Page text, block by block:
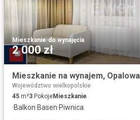
Mieszkanie·do wynajęcia
2 000 zł
Mieszkanie na wynajem, Opalowa
Województwo wielkopolskie
45 m²3 PokojeMieszkanie
·Balkon·Basen·Piwnica